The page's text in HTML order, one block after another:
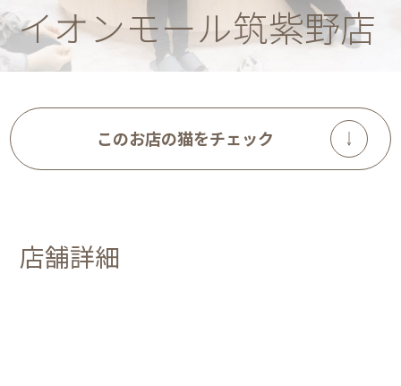
イオンモール筑紫野店
このお店の猫をチェック
店舗詳細